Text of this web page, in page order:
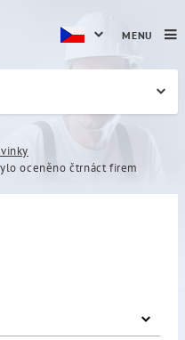
oceněno čtrnáct firem
MENU